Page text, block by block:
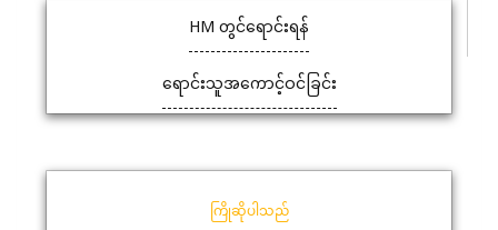
HM တွင်ရောင်းရန်
ရောင်းသူအကောင့်ဝင်ခြင်း
ကြိုဆိုပါသည်